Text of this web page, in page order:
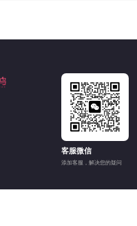
客服微信
添加客服，解决您的疑问